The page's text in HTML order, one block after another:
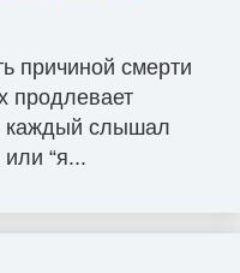
причиной смерти
продлевает
каждый слышал
“я...